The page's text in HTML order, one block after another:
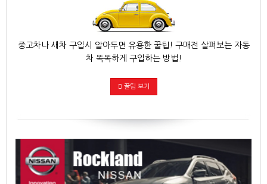
중고차나 새차 구입시 알아두면 유용한 꿀팁! 구매전 살펴보는 자동
차 똑똑하게 구입하는 방법!
꿀팁 보기